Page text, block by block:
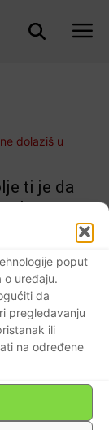
poput
o uređaju.
da
pregledavanju
ili
na određene
ti je da
5
privatnosti